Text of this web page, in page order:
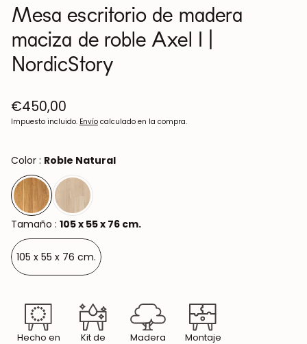
Mesa escritorio de madera
maciza de roble Axel I |
NordicStory
Precio
regular
€450,00
Impuesto incluido. Envío calculado en la compra.
Color : Roble Natural
Tamaño : 105 x 55 x 76 cm.
105 x 55 x 76 cm.
Hecho en
Kit de
Madera
Montaje